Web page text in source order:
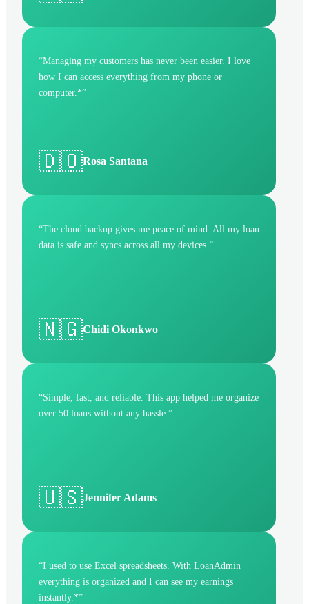
“Managing my customers has never been easier. I love
how I can access everything from my phone or
computer.*”
🇩🇴Rosa Santana
“The cloud backup gives me peace of mind. All my loan
data is safe and syncs across all my devices.”
🇳🇬Chidi Okonkwo
“Simple, fast, and reliable. This app helped me organize
over 50 loans without any hassle.”
🇺🇸Jennifer Adams
“I used to use Excel spreadsheets. With LoanAdmin
everything is organized and I can see my earnings
instantly.*”